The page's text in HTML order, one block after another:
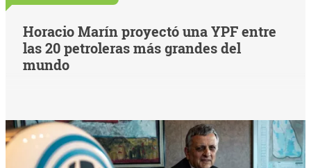
Horacio Marín proyectó una YPF entre
las 20 petroleras más grandes del
mundo